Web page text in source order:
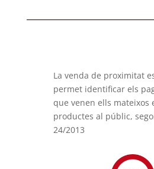
La venda de proximitat
permet identificar els
que venen ells mateixos
productes al públic,
24/2013